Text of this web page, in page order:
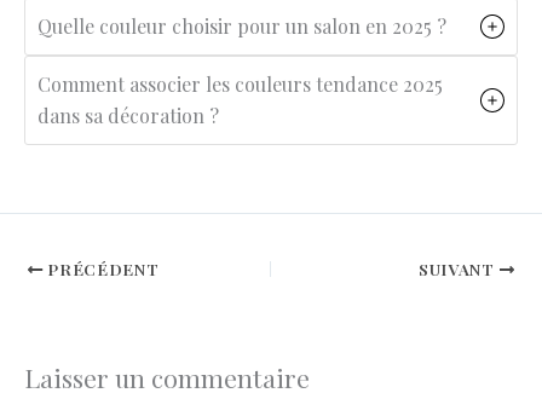
Quelle couleur choisir pour un salon en 2025 ?
Comment associer les couleurs tendance 2025
dans sa décoration ?
PRÉCÉDENT SUIVANT
Laisser un commentaire